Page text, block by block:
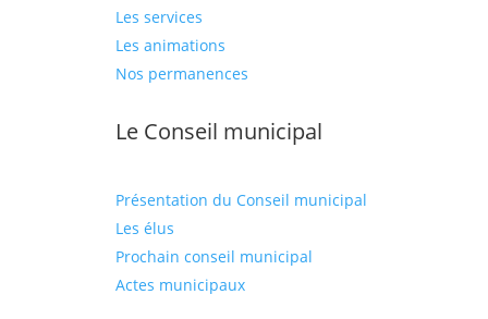
Les services
Les animations
Nos permanences
Le Conseil municipal
Présentation du Conseil municipal
Les élus
Prochain conseil municipal
Actes municipaux